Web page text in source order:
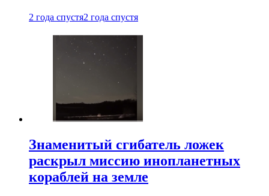
2 года спустя2 года спустя
Знаменитый сгибатель ложек
раскрыл миссию инопланетных
кораблей на земле